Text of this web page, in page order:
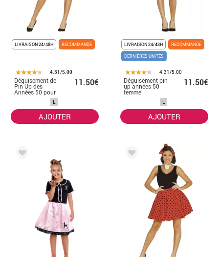
LIVRAISON 24/48H RECOMMANDÉ
4.31/5.00
Déguisement de
Pin Up des
Années 50 pour
11.50€
L
AJOUTER
LIVRAISON 24/48H
RECOMMANDÉ
DERNIÈRES UNITÉS
4.31/5.00
Déguisement pin-
up années 50
femme
11.50€
L
AJOUTER